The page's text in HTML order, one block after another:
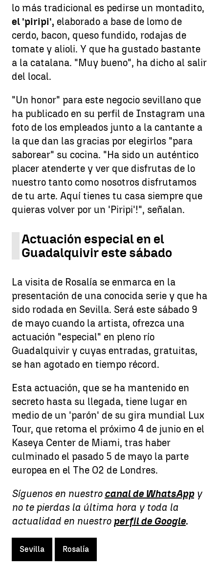
lo más tradicional es pedirse un montadito,
el 'piripi', elaborado a base de lomo de
cerdo, bacon, queso fundido, rodajas de
tomate y alioli. Y que ha gustado bastante
a la catalana. "Muy bueno", ha dicho al salir
del local.
"Un honor" para este negocio sevillano que
ha publicado en su perfil de Instagram una
foto de los empleados junto a la cantante a
la que dan las gracias por elegirlos "para
saborear" su cocina. "Ha sido un auténtico
placer atenderte y ver que disfrutas de lo
nuestro tanto como nosotros disfrutamos
de tu arte. Aquí tienes tu casa siempre que
quieras volver por un 'Piripi'!", señalan.
Actuación especial en el
Guadalquivir este sábado
La visita de Rosalía se enmarca en la
presentación de una conocida serie y que ha
sido rodada en Sevilla. Será este sábado 9
de mayo cuando la artista, ofrezca una
actuación "especial" en pleno río
Guadalquivir y cuyas entradas, gratuitas,
se han agotado en tiempo récord.
Esta actuación, que se ha mantenido en
secreto hasta su llegada, tiene lugar en
medio de un 'parón' de su gira mundial Lux
Tour, que retoma el próximo 4 de junio en el
Kaseya Center de Miami, tras haber
culminado el pasado 5 de mayo la parte
europea en el The O2 de Londres.
Síguenos en nuestro canal de WhatsAppy
no te pierdas la última hora y toda la
actualidad en nuestro perfil de Google.
Sevilla Rosalía